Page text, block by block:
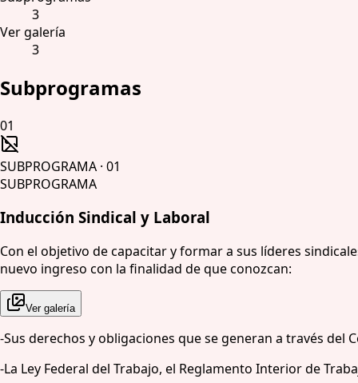
3
Ver galería
3
Subprogramas
01
SUBPROGRAMA · 01
SUBPROGRAMA
Inducción Sindical y Laboral
Con el objetivo de capacitar y formar a sus líderes
nuevo ingreso con la finalidad de que conozcan:
Ver galería
-Sus derechos y obligaciones que se generan a través del
-La Ley Federal del Trabajo, el Reglamento Interior de